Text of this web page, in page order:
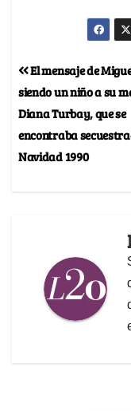
El mensaje de
siendo un niño a su
Diana Turbay, que se
encontraba
Navidad 1990